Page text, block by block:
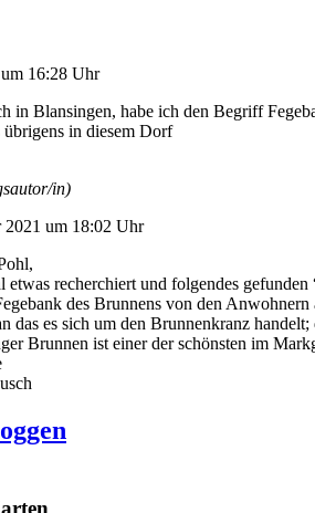
16:28 Uhr
in Blansingen, habe ich den Begriff
übrigens in diesem Dorf
in)
2021 um 18:02 Uhr
etwas recherchiert und folgendes
des Brunnens von den
das es sich um den Brunnenkranz
Brunnen ist einer der schönsten im